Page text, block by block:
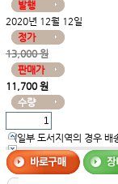
발행
2020년 12월 12일
정가
13,000 원
판매가
11,700 원
수량
(일부 도서지역의 경우 배